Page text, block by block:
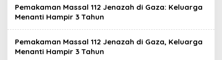
Pemakaman Massal 112 Jenazah di Gaza: Keluarga
Menanti Hampir 3 Tahun
Pemakaman Massal 112 Jenazah di Gaza, Keluarga
Menanti Hampir 3 Tahun